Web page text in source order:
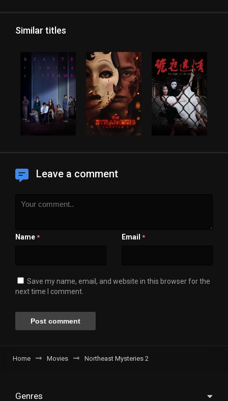
Similar titles
Leave a comment
Name * Email *
Save my name, email, and website in this browser for the
next time I comment.
Home Movies Northeast Mysteries 2
Genres